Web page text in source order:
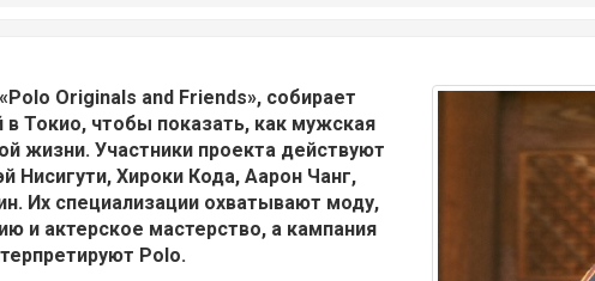
Originals and Friends», собирает
Токио, чтобы показать, как мужская
жизни. Участники проекта действуют
Нисигути, Хироки Кода, Аарон Чанг,
Их специализации охватывают моду,
и актерское мастерство, а кампания
Polo.